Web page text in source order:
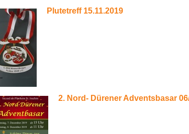
Plutetreff 15.11.2019
2. Nord- Dürener Adventsbasar